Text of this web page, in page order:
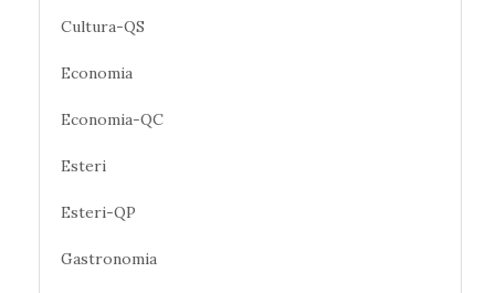
Cultura-QS
Economia
Economia-QC
Esteri
Esteri-QP
Gastronomia